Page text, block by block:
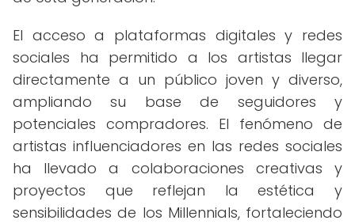
El acceso a plataformas digitales y redes
sociales ha permitido a los artistas llegar
directamente a un público joven y diverso,
ampliando su base de seguidores y
potenciales compradores. El fenómeno de
artistas influenciadores en las redes sociales
ha llevado a colaboraciones creativas y
proyectos que reflejan la estética y
sensibilidades de los Millennials, fortaleciendo